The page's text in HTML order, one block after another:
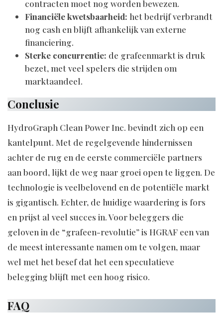
contracten moet nog worden bewezen.
Financiële kwetsbaarheid: het bedrijf verbrandt
nog cash en blijft afhankelijk van externe
financiering.
Sterke concurrentie: de grafeenmarkt is druk
bezet, met veel spelers die strijden om
marktaandeel.
Conclusie
HydroGraph Clean Power Inc. bevindt zich op een
kantelpunt. Met de regelgevende hindernissen
achter de rug en de eerste commerciële partners
aan boord, lijkt de weg naar groei open te liggen. De
technologie is veelbelovend en de potentiële markt
is gigantisch. Echter, de huidige waardering is fors
en prijst al veel succes in. Voor beleggers die
geloven in de “grafeen-revolutie” is HGRAF een van
de meest interessante namen om te volgen, maar
wel met het besef dat het een speculatieve
belegging blijft met een hoog risico.
FAQ